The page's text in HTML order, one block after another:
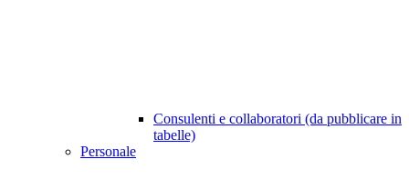
Consulenti e collaboratori (da pubblicare in
tabelle)
Personale